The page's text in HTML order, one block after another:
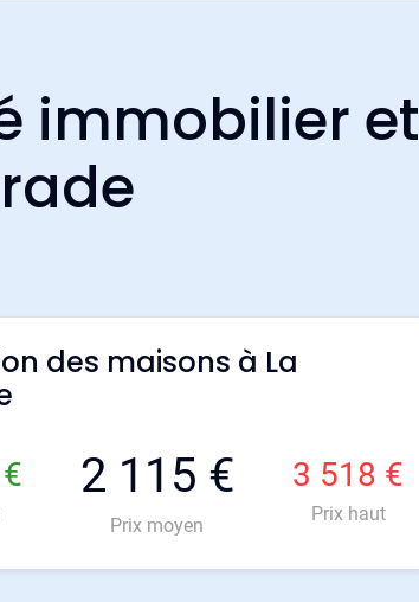
immobilier et
des maisons à La
2 115 €
Prix moyen
3 518 €
Prix haut